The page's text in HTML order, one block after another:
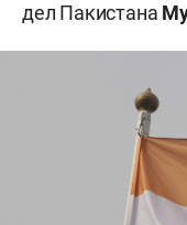
дел Пакистана